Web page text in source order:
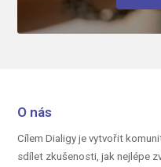
O nás
Cílem Dialigy je vytvořit
sdílet zkušenosti, jak nejlépe